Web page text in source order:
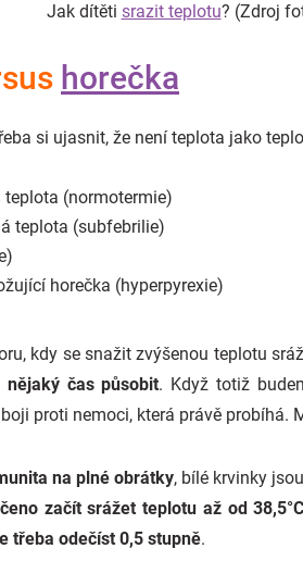
Jak dítěti srazit teplotu? (Zdroj
horečka
si ujasnit, že není teplota jako
(normotermie)
teplota (subfebrilie)
horečka (hyperpyrexie)
kdy se snažit zvýšenou teplotu
čas působit. Když totiž
proti nemoci, která právě probíhá.
na plné obrátky, bílé krvinky
začít srážet teplotu až od
třeba odečíst 0,5 stupně.